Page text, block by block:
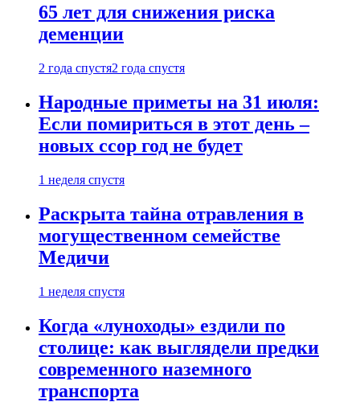
65 лет для снижения риска
деменции
2 года спустя2 года спустя
Народные приметы на 31 июля:
Если помириться в этот день –
новых ссор год не будет
1 неделя спустя
Раскрыта тайна отравления в
могущественном семействе
Медичи
1 неделя спустя
Когда «луноходы» ездили по
столице: как выглядели предки
современного наземного
транспорта